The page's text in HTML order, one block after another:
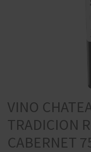
VINO
TRADICION
CABERNET